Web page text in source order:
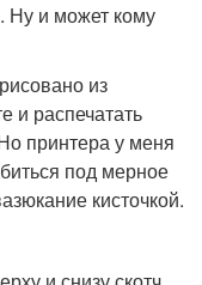
Ну и может кому
из
и распечатать
принтера у меня
под мерное
кисточкой.